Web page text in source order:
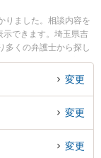
りました。相談内容を
示できます。埼玉県吉
多くの弁護士から探し
加選択して探すと良い
プロフィール情報や弁
たい』『初回無料で
約したい』などでお困
変更
変更
変更